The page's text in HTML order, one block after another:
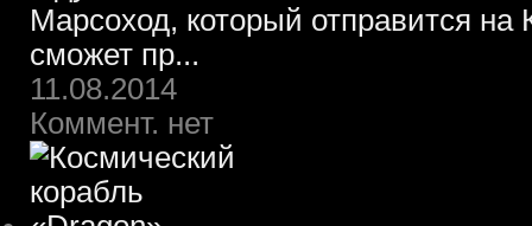
Марсоход, который отправится на
сможет пр...
11.08.2014
Коммент. нет